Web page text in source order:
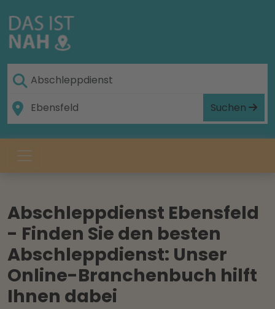
Suchen
Abschleppdienst Ebensfeld
- Finden Sie den besten
Abschleppdienst: Unser
Online-Branchenbuch hilft
Ihnen dabei